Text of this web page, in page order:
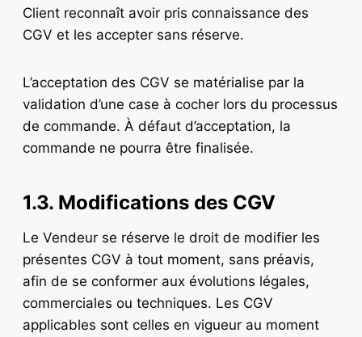
Client reconnaît avoir pris connaissance des
CGV et les accepter sans réserve.
L’acceptation des CGV se matérialise par la
validation d’une case à cocher lors du processus
de commande. À défaut d’acceptation, la
commande ne pourra être finalisée.
1.3. Modifications des CGV
Le Vendeur se réserve le droit de modifier les
présentes CGV à tout moment, sans préavis,
afin de se conformer aux évolutions légales,
commerciales ou techniques. Les CGV
applicables sont celles en vigueur au moment